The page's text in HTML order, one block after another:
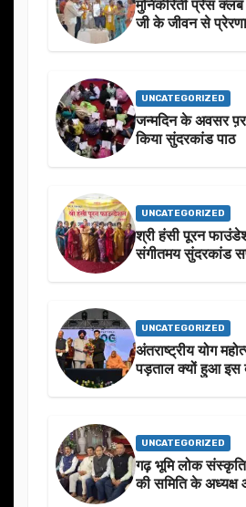
मुनिकीरेती प्रेस क्लब
जी के जीवन से
UNCATEGORIZED
जन्मदिन के अवसर
किया सुंदरकांड पाठ
UNCATEGORIZED
श्री हंसी पूरन
संगीतमय सुंदरकांड
UNCATEGORIZED
अंतराष्ट्रीय योग
पड़ताल क्यों हुआ इस
UNCATEGORIZED
गढ़ भूमि लोक
की समिति के अध्यक्ष